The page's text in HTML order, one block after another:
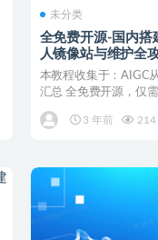
未分类
全免费开源-国内搭
人镜像站与维护全
本教程收集于：AIGC
汇总 全免费开源，仅
3 年前
214